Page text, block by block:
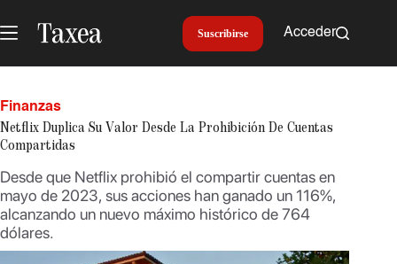
al
contenido
Suscribirse Acceder
Finanzas
Netflix Duplica Su Valor Desde La Prohibición De Cuentas
Compartidas
Desde que Netflix prohibió el compartir cuentas en
mayo de 2023, sus acciones han ganado un 116%,
alcanzando un nuevo máximo histórico de 764
dólares.